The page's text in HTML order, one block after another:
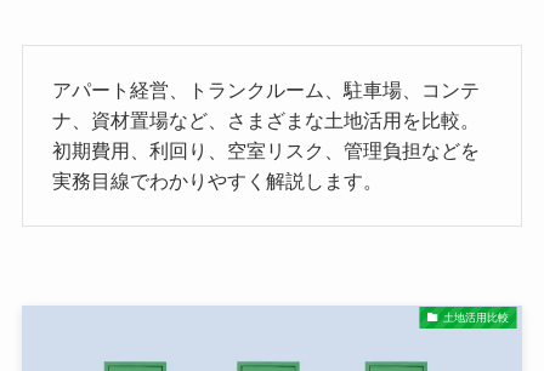
アパート経営、トランクルーム、駐車場、コンテ
ナ、資材置場など、さまざまな土地活用を比較。
初期費用、利回り、空室リスク、管理負担などを
実務目線でわかりやすく解説します。
土地活用比較